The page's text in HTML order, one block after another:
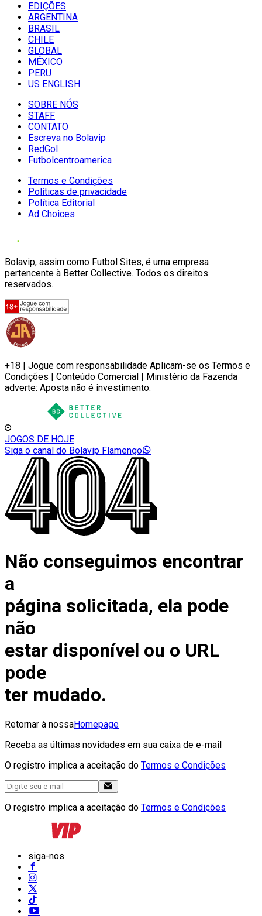
EDIÇÕES
ARGENTINA
BRASIL
CHILE
GLOBAL
MÉXICO
PERU
US ENGLISH
SOBRE NÓS
STAFF
CONTATO
Escreva no Bolavip
RedGol
Futbolcentroamerica
Termos e Condições
Políticas de privacidade
Política Editorial
Ad Choices
Bolavip, assim como Futbol Sites, é uma empresa
pertencente à Better Collective. Todos os direitos
reservados.
+18 | Jogue com responsabilidade Aplicam-se os Termos e
Condições | Conteúdo Comercial | Ministério da Fazenda
adverte: Aposta não é investimento.
JOGOS DE HOJE
Siga o canal do Bolavip Flamengo
Não conseguimos encontrar
a
página solicitada, ela pode
não
estar disponível ou o URL
pode
ter mudado.
Retornar à nossaHomepage
Receba as últimas novidades em sua caixa de e-mail
O registro implica a aceitação do Termos e Condições
O registro implica a aceitação do Termos e Condições
siga-nos